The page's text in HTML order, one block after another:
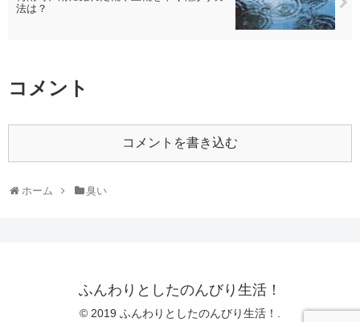
法は？
コメント
コメントを書き込む
ホーム 臭い
ふんわりとしたのんびり生活！
© 2019 ふんわりとしたのんびり生活！.